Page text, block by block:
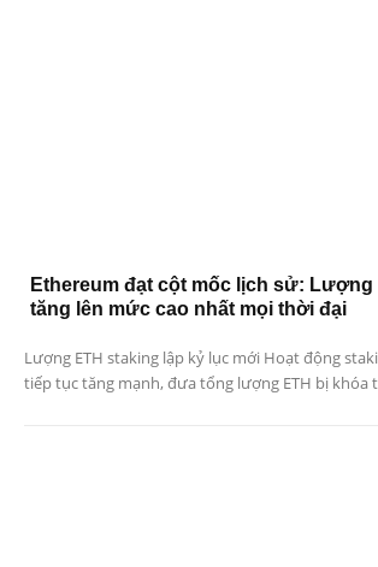
Ethereum đạt cột mốc lịch sử: Lượng
tăng lên mức cao nhất mọi thời đại
Lượng ETH staking lập kỷ lục mới Hoạt động
tiếp tục tăng mạnh, đưa tổng lượng ETH bị khóa